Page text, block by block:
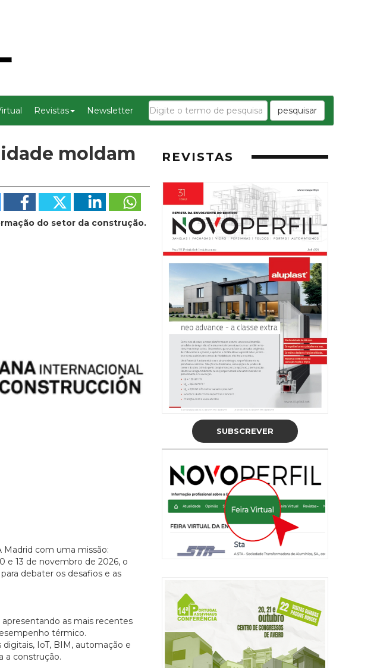
Revistas Newsletter pesquisar
moldam
do setor da construção.
Madrid com uma missão:
e 13 de novembro de 2026, o
debater os desafios e as
as mais recentes
térmico.
IoT, BIM, automação e
a construção.
REVISTAS
SUBSCREVER